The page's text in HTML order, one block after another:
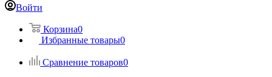
Войти
Корзина0
Избранные товары0
Сравнение товаров0